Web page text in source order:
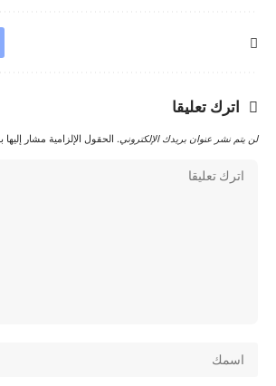
اترك تعليقا
لن يتم نشر عنوان بريدك الإلكتروني. الحقول الإلزامية مشار إليها بـ